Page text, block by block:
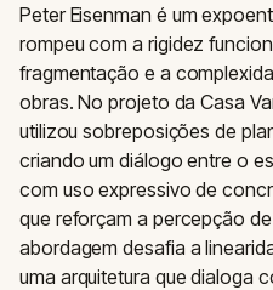
Peter Eisenman é um
rompeu com a rigidez
fragmentação e a
obras. No projeto da Casa
utilizou sobreposições de
criando um diálogo entre o
com uso expressivo de
que reforçam a percepção
abordagem desafia a
uma arquitetura que dialoga